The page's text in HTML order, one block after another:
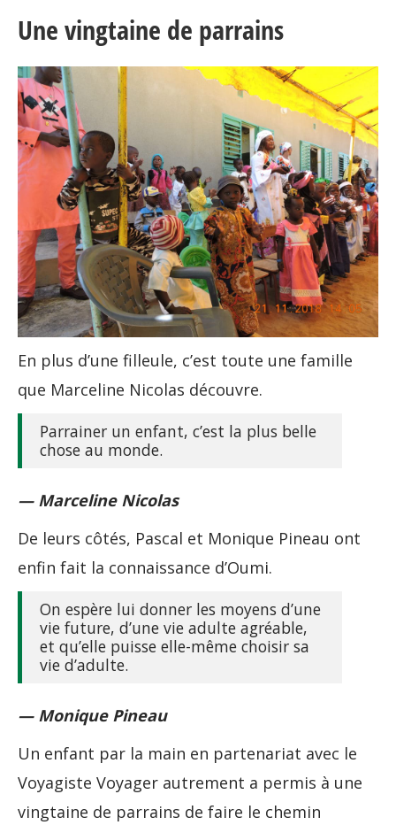
Une vingtaine de parrains
En plus d’une filleule, c’est toute une famille
que Marceline Nicolas découvre.
Parrainer un enfant, c’est la plus belle
chose au monde.
— Marceline Nicolas
De leurs côtés, Pascal et Monique Pineau ont
enfin fait la connaissance d’Oumi.
On espère lui donner les moyens d’une
vie future, d’une vie adulte agréable,
et qu’elle puisse elle-même choisir sa
vie d’adulte.
— Monique Pineau
Un enfant par la main en partenariat avec le
Voyagiste Voyager autrement a permis à une
vingtaine de parrains de faire le chemin